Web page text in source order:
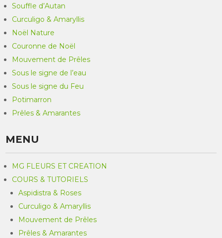
Souffle d’Autan
Curculigo & Amaryllis
Noël Nature
Couronne de Noël
Mouvement de Prêles
Sous le signe de l’eau
Sous le signe du Feu
Potimarron
Prêles & Amarantes
MENU
MG FLEURS ET CREATION
COURS & TUTORIELS
Aspidistra & Roses
Curculigo & Amaryllis
Mouvement de Prêles
Prêles & Amarantes